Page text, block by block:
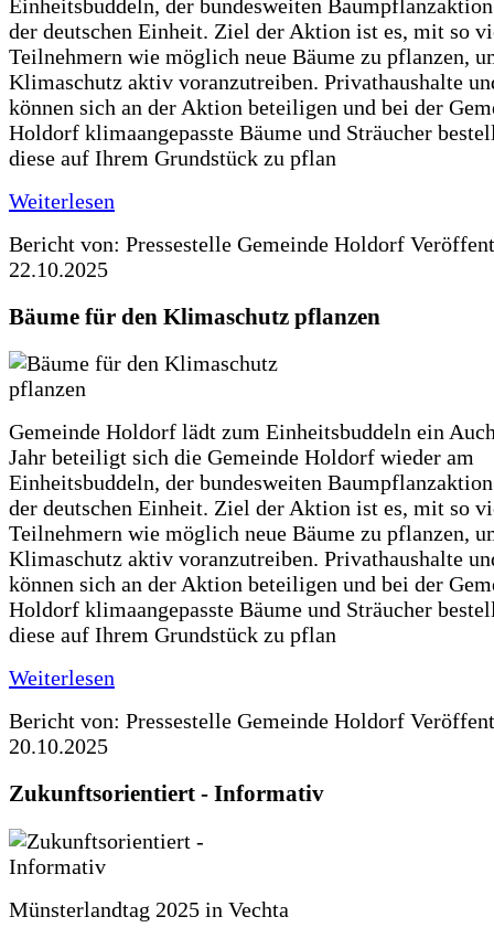
Einheitsbuddeln, der bundesweiten
der deutschen Einheit. Ziel der Aktion ist es, mit so
Teilnehmern wie möglich neue Bäume zu pflanzen,
Klimaschutz aktiv voranzutreiben. Privathaushalte
können sich an der Aktion beteiligen und bei der
Holdorf klimaangepasste Bäume und Sträucher
diese auf Ihrem Grundstück zu pflan
Weiterlesen
Bericht von: Pressestelle Gemeinde Holdorf
22.10.2025
Bäume für den Klimaschutz pflanzen
Gemeinde Holdorf lädt zum Einheitsbuddeln ein
Jahr beteiligt sich die Gemeinde Holdorf wieder am
Einheitsbuddeln, der bundesweiten
der deutschen Einheit. Ziel der Aktion ist es, mit so
Teilnehmern wie möglich neue Bäume zu pflanzen,
Klimaschutz aktiv voranzutreiben. Privathaushalte
können sich an der Aktion beteiligen und bei der
Holdorf klimaangepasste Bäume und Sträucher
diese auf Ihrem Grundstück zu pflan
Weiterlesen
Bericht von: Pressestelle Gemeinde Holdorf
20.10.2025
Zukunftsorientiert - Informativ
Münsterlandtag 2025 in Vechta